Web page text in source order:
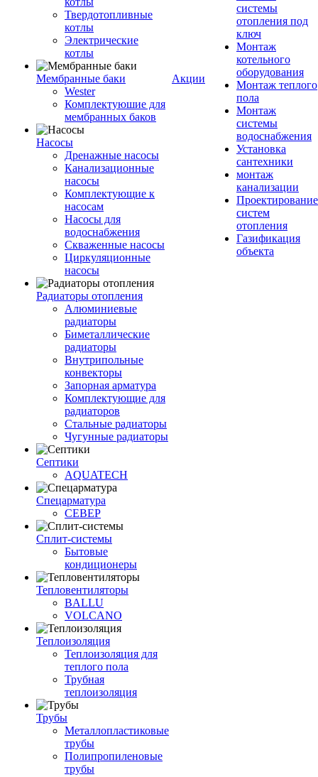
Твердотопливные
котлы
Электрические
котлы
Мембранные баки
Wester
Комплектуюшие для
мембранных баков
Насосы
Дренажные насосы
Канализационные
насосы
Комплектующие к
насосам
Насосы для
водоснабжения
Скваженные насосы
Циркуляционные
насосы
Радиаторы отопления
Алюминиевые
радиаторы
Биметаллические
радиаторы
Внутрипольные
конвекторы
Запорная арматура
Комплектующие для
радиаторов
Стальные радиаторы
Чугунные радиаторы
Септики
AQUATECH
Спецарматура
СЕВЕР
Сплит-системы
Бытовые
кондиционеры
Тепловентиляторы
BALLU
VOLCANO
Теплоизоляция
Теплоизоляция для
теплого пола
Трубная
теплоизоляция
Трубы
Металлопластиковые
трубы
Полипропиленовые
трубы
Акции
системы
отопления под
ключ
Монтаж
котельного
оборудования
Монтаж теплого
пола
Монтаж
системы
водоснабжения
Установка
сантехники
монтаж
канализации
Проектирование
систем
отопления
Газификация
объекта